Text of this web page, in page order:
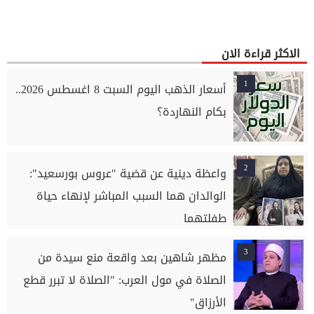
الاكثر قراءة الان
1
أسعار الذهب اليوم السبت 8 اغسطس 2026..
بكام النهاردة؟
2
واعظة دينية عن قضية "عروس بورسعيد":
الوالدان هما السبب المباشر لإنهاء حياة
طفلتهما
3
مظهر شاهين بعد واقعة منع سيدة من
الصلاة في مول العرب: "الصلاة لا تبرر قطع
الأرزاق"